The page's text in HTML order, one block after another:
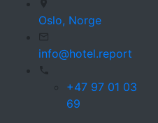
Oslo, Norge
info@hotel.report
+47 97 01 03
69